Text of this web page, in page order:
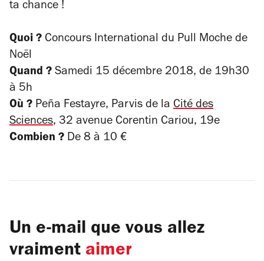
ta chance !
Quoi ? Concours International du Pull Moche de
Noël
Quand ? Samedi 15 décembre 2018, de 19h30
à 5h
Où ? Peña Festayre, Parvis de la Cité des
Sciences, 32 avenue Corentin Cariou, 19e
Combien ? De 8 à 10 €
Un e-mail que vous allez
vraiment aimer